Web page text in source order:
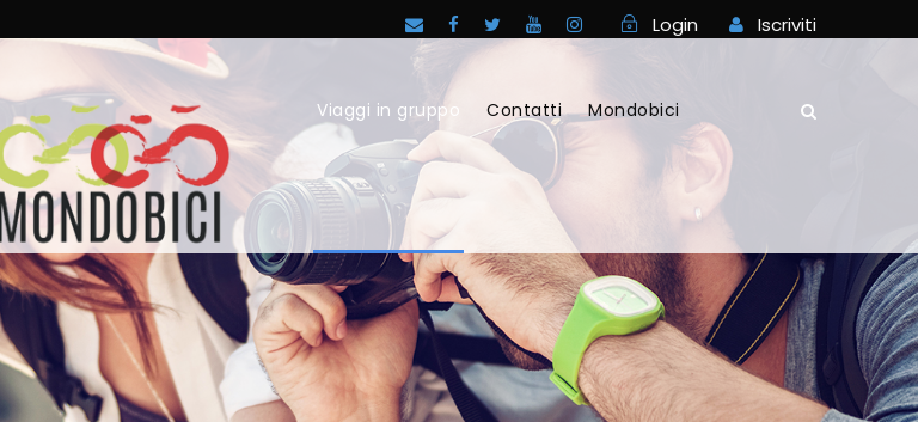
Login Iscriviti
Viaggi in gruppo Contatti Mondobici